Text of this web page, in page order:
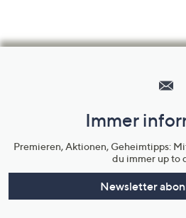
Immer
Premieren, Aktionen, Geheimtipps:
du immer up to
Newsletter